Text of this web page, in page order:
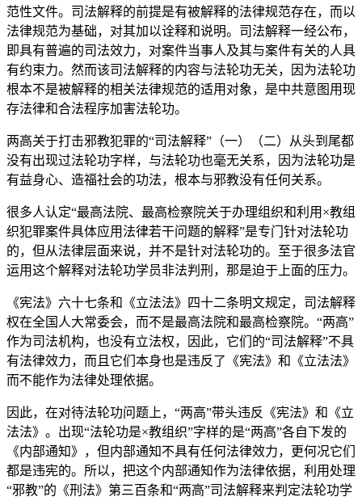
范性文件。司法解释的前提是有被解释的法律规范存在，而以
法律规范为基础，对其加以诠释和说明。司法解释一经公布，
即具有普遍的司法效力，对案件当事人及其与案件有关的人具
有约束力。然而该司法解释的内容与法轮功无关，因为法轮功
根本不是被解释的相关法律规范的适用对象，是中共意图用现
存法律和合法程序加害法轮功。
两高关于打击邪教犯罪的“司法解释”（一）（二）从头到尾都
没有出现过法轮功字样，与法轮功也毫无关系，因为法轮功是
有益身心、造福社会的功法，根本与邪教没有任何关系。
很多人认定“最高法院、最高检察院关于办理组织和利用×教组
织犯罪案件具体应用法律若干问题的解释”是专门针对法轮功
的，但从法律层面来说，并不是针对法轮功的。至于很多法官
运用这个解释对法轮功学员非法判刑，那是迫于上面的压力。
《宪法》六十七条和《立法法》四十二条明文规定，司法解释
权在全国人大常委会，而不是最高法院和最高检察院。“两高”
作为司法机构，也没有立法权，因此，它们的“司法解释”不具
有法律效力，而且它们本身也是违反了《宪法》和《立法法》
而不能作为法律处理依据。
因此，在对待法轮功问题上，“两高”带头违反《宪法》和《立
法法》。出现“法轮功是×教组织”字样的是“两高”各自下发的
《内部通知》，但内部通知不具有任何法律效力，更何况它们
都是违宪的。所以，把这个内部通知作为法律依据，利用处理
“邪教”的《刑法》第三百条和“两高”司法解释来判定法轮功学